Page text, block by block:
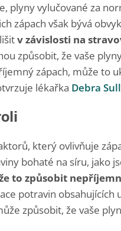
plyny vylučované za
zápach však bývá
v závislosti na
způsobit, že vaše
zápach, může to
lékařka Debra
který ovlivňuje
bohaté na síru, jako
to způsobit
potravin obsahujících
způsobit, že vaše